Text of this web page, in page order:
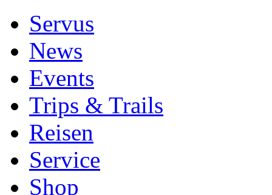
Servus
News
Events
Trips & Trails
Reisen
Service
Shop